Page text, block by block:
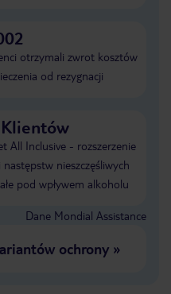
otrzymali zwrot kosztów
od rezygnacji
All Inclusive - rozszerzenie
nieszczęśliwych
pod wpływem alkoholu
Dane Mondial Assistance
ochrony»